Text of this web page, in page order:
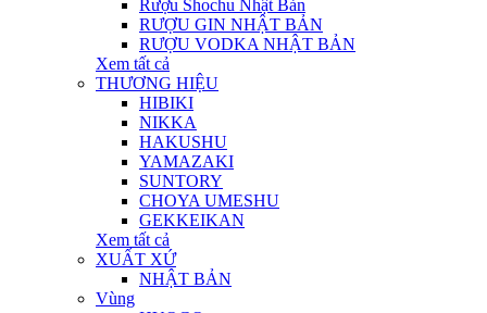
Rượu Shochu Nhật Bản
RƯỢU GIN NHẬT BẢN
RƯỢU VODKA NHẬT BẢN
Xem tất cả
THƯƠNG HIỆU
HIBIKI
NIKKA
HAKUSHU
YAMAZAKI
SUNTORY
CHOYA UMESHU
GEKKEIKAN
Xem tất cả
XUẤT XỨ
NHẬT BẢN
Vùng